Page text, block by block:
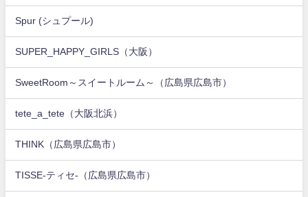
Spur (シュプール)
SUPER_HAPPY_GIRLS（大阪）
SweetRoom～スイートルーム～（広島県広島市）
tete_a_tete（大阪北浜）
THINK（広島県広島市）
TISSE-ティセ-（広島県広島市）